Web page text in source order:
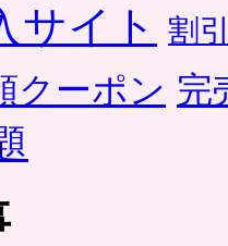
サイト 割
クーポン 完